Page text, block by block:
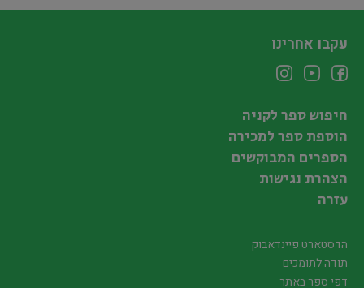
עקבו אחרינו
חיפוש ספר לקניה
הוספת ספר למכירה
הספרים המבוקשים
הצהרת נגישות
עזרה
הדסטארט פיינדאבוק
תודה לתומכים
דפי ספר באתר